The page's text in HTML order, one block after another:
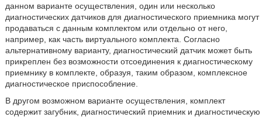
данном варианте осуществления, один или несколько
диагностических датчиков для диагностического приемника могут
продаваться с данным комплектом или отдельно от него,
например, как часть виртуального комплекта. Согласно
альтернативному варианту, диагностический датчик может быть
прикреплен без возможности отсоединения к диагностическому
приемнику в комплекте, образуя, таким образом, комплексное
диагностическое приспособление.
В другом возможном варианте осуществления, комплект
содержит загубник, диагностический приемник и диагностическую